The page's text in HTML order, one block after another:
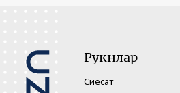
Рукнлар
Сиёсат